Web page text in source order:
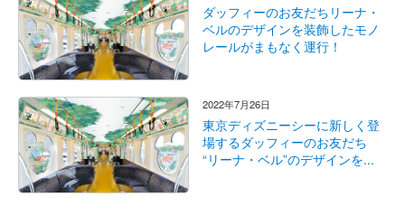
ダッフィーのお友だちリーナ・
ベルのデザインを装飾したモノ
レールがまもなく運行！
2022年7月26日
東京ディズニーシーに新しく登
場するダッフィーのお友だち
“リーナ・ベル”のデザインを...